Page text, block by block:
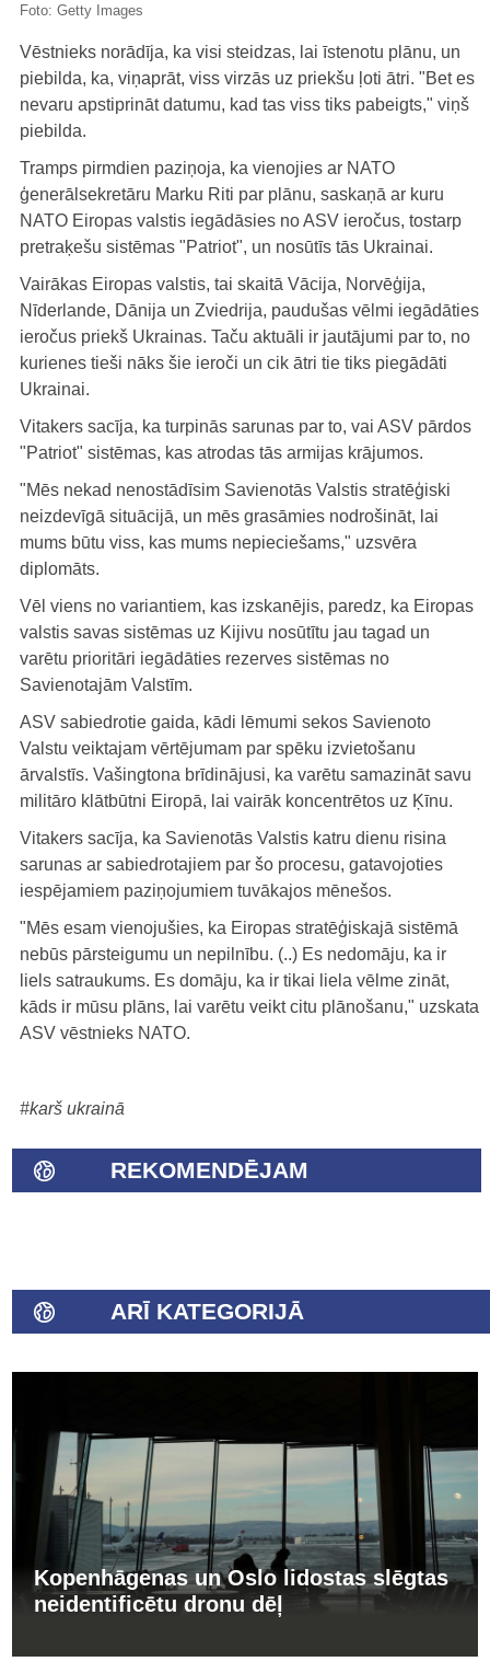
Foto: Getty Images
Vēstnieks norādīja, ka visi steidzas, lai īstenotu plānu, un
piebilda, ka, viņaprāt, viss virzās uz priekšu ļoti ātri. "Bet es
nevaru apstiprināt datumu, kad tas viss tiks pabeigts," viņš
piebilda.
Tramps pirmdien paziņoja, ka vienojies ar NATO
ģenerālsekretāru Marku Riti par plānu, saskaņā ar kuru
NATO Eiropas valstis iegādāsies no ASV ieročus, tostarp
pretraķešu sistēmas "Patriot", un nosūtīs tās Ukrainai.
Vairākas Eiropas valstis, tai skaitā Vācija, Norvēģija,
Nīderlande, Dānija un Zviedrija, paudušas vēlmi iegādāties
ieročus priekš Ukrainas. Taču aktuāli ir jautājumi par to, no
kurienes tieši nāks šie ieroči un cik ātri tie tiks piegādāti
Ukrainai.
Vitakers sacīja, ka turpinās sarunas par to, vai ASV pārdos
"Patriot" sistēmas, kas atrodas tās armijas krājumos.
"Mēs nekad nenostādīsim Savienotās Valstis stratēģiski
neizdevīgā situācijā, un mēs grasāmies nodrošināt, lai
mums būtu viss, kas mums nepieciešams," uzsvēra
diplomāts.
Vēl viens no variantiem, kas izskanējis, paredz, ka Eiropas
valstis savas sistēmas uz Kijivu nosūtītu jau tagad un
varētu prioritāri iegādāties rezerves sistēmas no
Savienotajām Valstīm.
ASV sabiedrotie gaida, kādi lēmumi sekos Savienoto
Valstu veiktajam vērtējumam par spēku izvietošanu
ārvalstīs. Vašingtona brīdinājusi, ka varētu samazināt savu
militāro klātbūtni Eiropā, lai vairāk koncentrētos uz Ķīnu.
Vitakers sacīja, ka Savienotās Valstis katru dienu risina
sarunas ar sabiedrotajiem par šo procesu, gatavojoties
iespējamiem paziņojumiem tuvākajos mēnešos.
"Mēs esam vienojušies, ka Eiropas stratēģiskajā sistēmā
nebūs pārsteigumu un nepilnību. (..) Es nedomāju, ka ir
liels satraukums. Es domāju, ka ir tikai liela vēlme zināt,
kāds ir mūsu plāns, lai varētu veikt citu plānošanu," uzskata
ASV vēstnieks NATO.
#karš ukrainā
REKOMENDĒJAM
ARĪ KATEGORIJĀ
Kopenhāgenas un Oslo lidostas slēgtas
neidentificētu dronu dēļ